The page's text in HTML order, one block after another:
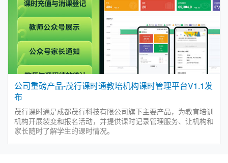
公司重磅产品-茂行课时通教培机构课时管理平台V1.1发
布
茂行课时通是成都茂行科技有限公司旗下主要产品，为教育培训
机构开展裂变和报名活动，并提供课时记录管理服务、让机构和
家长随时了解学生的课时情况。